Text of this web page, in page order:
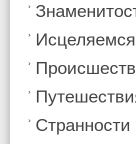
Иcцеляемся
Странности